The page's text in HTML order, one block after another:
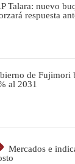
Talara: nuevo
respuesta
de Fujimori
al 2031
Mercados e